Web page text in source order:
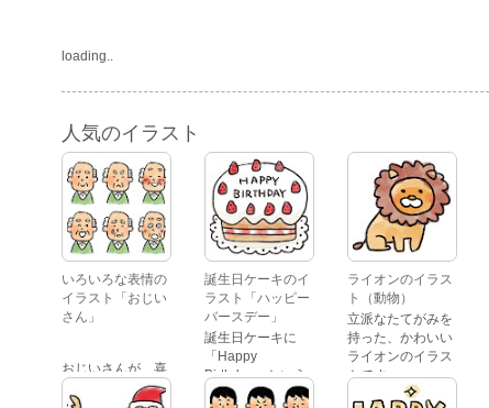
loading..
人気のイラスト
いろいろな表情の
イラスト「おじい
さん」
おじいさんが、喜
怒哀楽たくさんの
誕生日ケーキのイ
ラスト「ハッピー
バースデー」
誕生日ケーキに
「Happy
Birthday」という
文字が描かれた、
ライオンのイラス
ト（動物）
立派なたてがみを
持った、かわいい
ライオンのイラス
トです。